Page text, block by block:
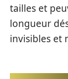
tailles et
longueur
invisibles et